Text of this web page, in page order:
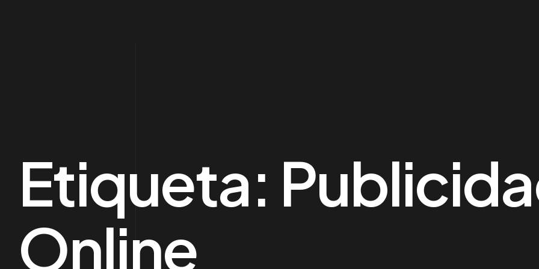
Etiqueta:
Online